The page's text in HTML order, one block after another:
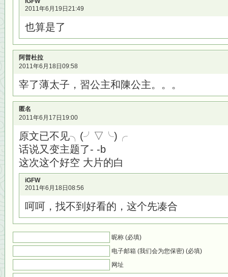
2011年6月19日21:49
也算是了
阿普杜拉
2011年6月18日09:58
宰了薄太子，習公主和陳公主。。。
匿名
2011年6月17日19:00
原文已不见╮(╯▽╰)╭
话说又变主题了- -b
这次这个好空 大片的白
iGFW
2011年6月18日08:56
呵呵，找不到好看的，这个先凑合
昵称 (必填)
电子邮箱 (我们会为您保密) (必填)
网址